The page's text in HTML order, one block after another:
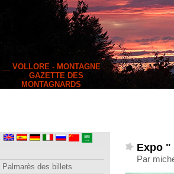
__ VOLLORE - MONTAGNE
__ GAZETTE DES
MONTAGNARDS
Expo "
Par
Palmarès des billets